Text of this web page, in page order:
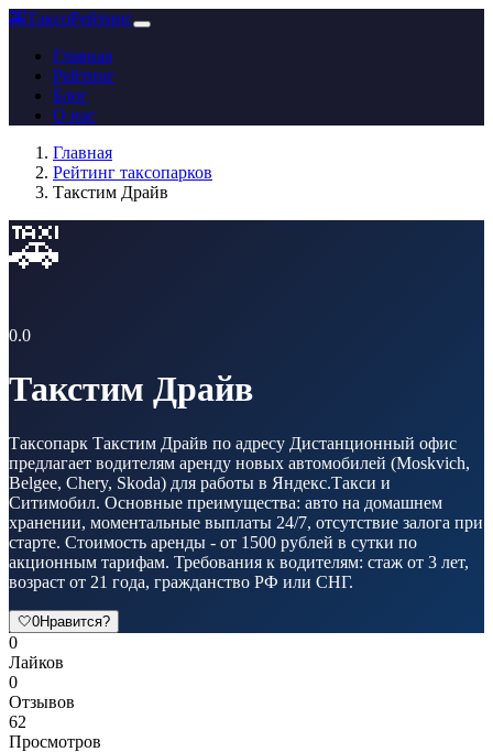
🚕ТаксоРейтинг
Главная
Рейтинг
Блог
О нас
Главная
Рейтинг таксопарков
Такстим Драйв
🚕
0.0
Такстим Драйв
Таксопарк Такстим Драйв по адресу Дистанционный офис
предлагает водителям аренду новых автомобилей (Moskvich,
Belgee, Chery, Skoda) для работы в Яндекс.Такси и
Ситимобил. Основные преимущества: авто на домашнем
хранении, моментальные выплаты 24/7, отсутствие залога при
старте. Стоимость аренды - от 1500 рублей в сутки по
акционным тарифам. Требования к водителям: стаж от 3 лет,
возраст от 21 года, гражданство РФ или СНГ.
🤍0Нравится?
0
Лайков
0
Отзывов
62
Просмотров